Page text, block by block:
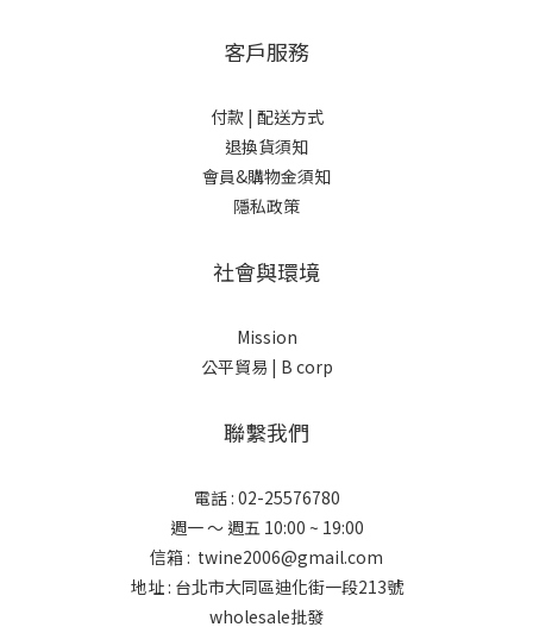
客戶服務
付款 | 配送方式
退換貨須知
會員&購物金須知
隱私政策
社會與環境
Mission
公平貿易 | B corp
聯繫我們
電話 : 02-25576780
週一 ～ 週五 10:00 ~ 19:00
信箱 : twine2006@gmail.com
地址 : 台北市大同區迪化街一段213號
wholesale批發